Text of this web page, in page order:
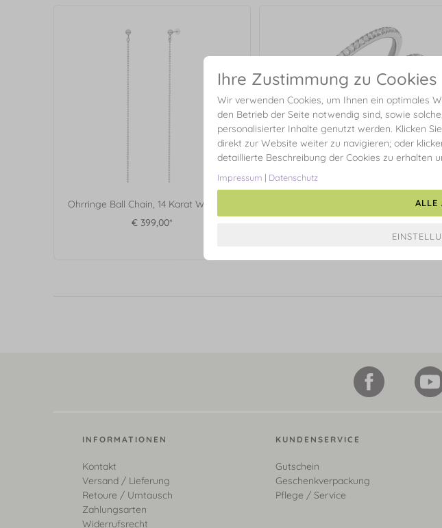
Ohrringe Ball Chain, 14 Karat Weißgold
€ 399,00*
Ring Double mit Diamanten, 18 Karat
Weißgold
INFORMATIONEN
Kontakt
Versand / Lieferung
Retoure / Umtausch
Zahlungsarten
Widerrufsrecht
KUNDENSERVICE
Gutschein
Geschenkverpackung
Pflege / Service
Ihre Zustimmung zu Cookies
Wir verwenden Cookies, um Ihnen ein optimales
den Betrieb der Seite notwendig sind, sowie
personalisierter Inhalte genutzt werden. Klicken
direkt zur Website weiter zu navigieren; oder
detaillierte Beschreibung der Cookies zu erhalten
Impressum | Datenschutz
ALLE